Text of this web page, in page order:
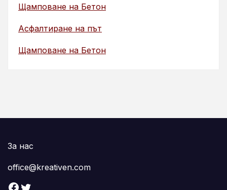
Щамповане на Бетон
Асфалтиране на път
Щамповане на Бетон
За нас
office@kreativen.com
Facebook Twitter